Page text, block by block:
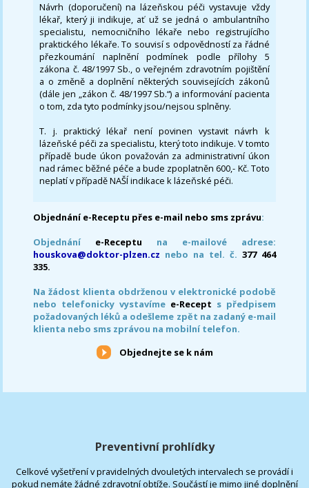
Návrh (doporučení) na lázeňskou péči vystavuje vždy
lékař, který ji indikuje, ať už se jedná o ambulantního
specialistu, nemocničního lékaře nebo registrujícího
praktického lékaře. To souvisí s odpovědností za řádné
přezkoumání naplnění podmínek podle přílohy 5
zákona č. 48/1997 Sb., o veřejném zdravotním pojištění
a o změně a doplnění některých souvisejících zákonů
(dále jen „zákon č. 48/1997 Sb.“) a informování pacienta
o tom, zda tyto podmínky jsou/nejsou splněny.
T. j. praktický lékař není povinen vystavit návrh k
lázeňské péči za specialistu, který toto indikuje. V tomto
případě bude úkon považován za administrativní úkon
nad rámec běžné péče a bude zpoplatněn 600,- Kč. Toto
neplatí v případě NAŠÍ indikace k lázeňské péči.
Objednání e-Receptu přes e-mail nebo sms zprávu:
Objednání e-Receptu na e-mailové adrese:
houskova@doktor-plzen.cz nebo na tel. č. 377 464
335.
Na žádost klienta obdrženou v elektronické podobě
nebo telefonicky vystavíme e-Recept s předpisem
požadovaných léků a odešleme zpět na zadaný e-mail
klienta nebo sms zprávou na mobilní telefon.
Objednejte se k nám
Preventivní prohlídky
Celkové vyšetření v pravidelných dvouletých intervalech se provádí i
pokud nemáte žádné zdravotní obtíže. Součástí je mimo jiné doplnění